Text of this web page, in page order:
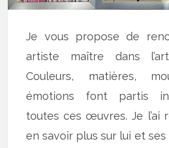
Je vous propose de
artiste maître dans
Couleurs, matières,
émotions font partis
toutes ces œuvres. Je l’ai
en savoir plus sur lui et ses